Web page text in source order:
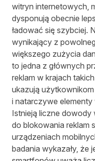
witryn internetowych,
dysponują obecnie
ładować się szybciej.
wynikający z
większego zużycia
to jedna z głównych
reklam w krajach
ukazują
i natarczywe elementy
Istnieją liczne dowody
do blokowania reklam
urządzeniach
badania wykazały, że